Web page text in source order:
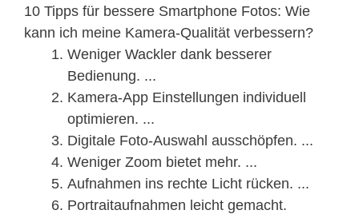
10 Tipps für bessere Smartphone Fotos: Wie
kann ich meine Kamera-Qualität verbessern?
Weniger Wackler dank besserer
Bedienung. ...
Kamera-App Einstellungen individuell
optimieren. ...
Digitale Foto-Auswahl ausschöpfen. ...
Weniger Zoom bietet mehr. ...
Aufnahmen ins rechte Licht rücken. ...
Portraitaufnahmen leicht gemacht.